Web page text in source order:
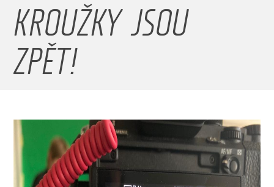
ZPĚT!